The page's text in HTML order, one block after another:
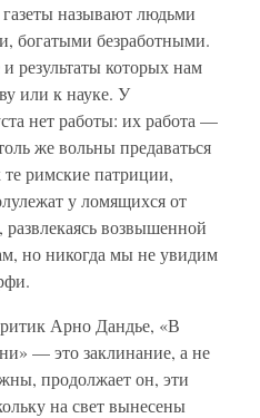
называют людьми
богатыми безработными.
результаты которых нам
или к науке. У
нет работы: их работа —
же вольны предаваться
римские патриции,
у ломящихся от
возвышенной
но никогда мы не увидим
Арно Дандье, «В
— это заклинание, а не
продолжает он, эти
на свет вынесены